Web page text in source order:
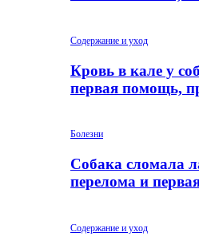
Содержание и уход
Кровь в кале у
первая помощь,
Болезни
Собака сломала
перелома и
Содержание и уход